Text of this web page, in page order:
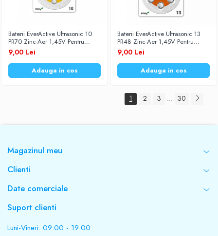
Baterii EverActive Ultrasonic 10
PR70 Zinc-Aer 1,45V Pentru
Aparate Auditive Set 6 Baterii
9,00 Lei
Adauga in cos
Baterii EverActive Ultrasonic 13
PR48 Zinc-Aer 1,45V Pentru
Aparate Auditive Set 6 Baterii
9,00 Lei
Adauga in cos
1 2 3 ... 30
Magazinul meu
Clienti
Date comerciale
Suport clienti
Luni-Vineri: 09:00 - 19:00